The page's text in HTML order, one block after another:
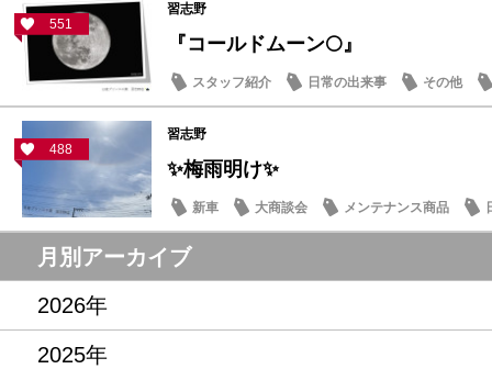
551
習志野
『コールドムーン🌕』
スタッフ紹介 日常の出来事 その他
488
習志野
✨梅雨明け✨
新車 大商談会 メンテナンス商品
月別アーカイブ
2026年
2025年